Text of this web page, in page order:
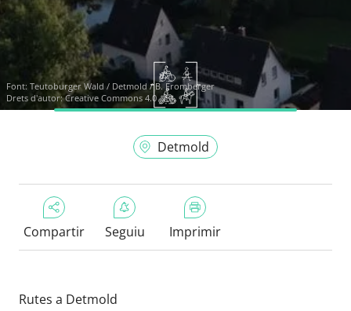
Font: Teutoburger Wald / Detmold / B. Fromberger
Drets d'autor: Creative Commons 4.0
Detmold
Compartir Seguiu Imprimir
Rutes a Detmold